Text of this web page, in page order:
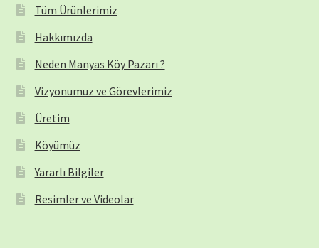
Tüm Ürünlerimiz
Hakkımızda
Neden Manyas Köy Pazarı ?
Vizyonumuz ve Görevlerimiz
Üretim
Köyümüz
Yararlı Bilgiler
Resimler ve Videolar